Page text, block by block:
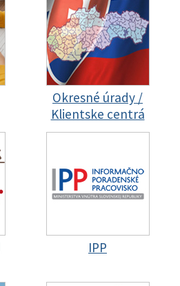
Okresné úrady /
Klientske centrá
IPP